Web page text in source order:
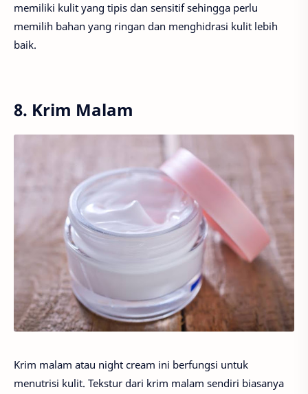
memiliki kulit yang tipis dan sensitif sehingga perlu
memilih bahan yang ringan dan menghidrasi kulit lebih
baik.
8. Krim Malam
Krim malam atau night cream ini berfungsi untuk
menutrisi kulit. Tekstur dari krim malam sendiri biasanya